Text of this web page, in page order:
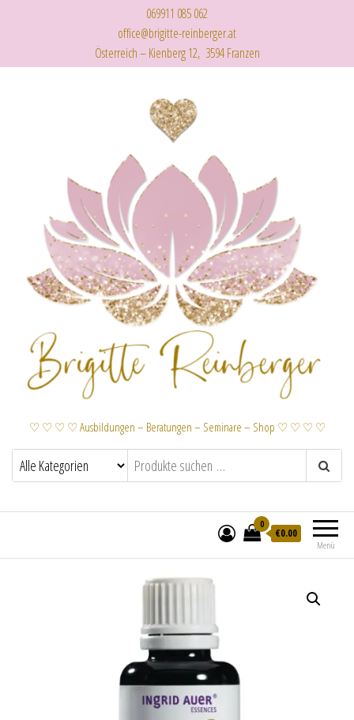
069911 085 062
office@brigitte-reinberger.at
Österreich – Kienberg 12, 3594 Franzen
♡ ♡ ♡ ♡ Ausbildungen – Beratungen – Seminare – Shop ♡ ♡ ♡ ♡
Menü
0
€0.00